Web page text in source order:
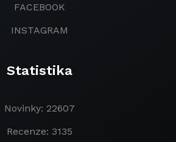
FACEBOOK
INSTAGRAM
Statistika
Novinky: 22607
Recenze: 3135